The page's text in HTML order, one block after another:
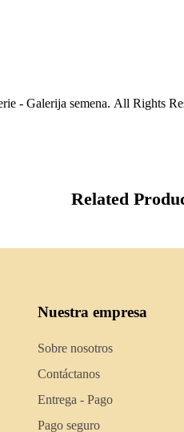
- Galerija semena. All Rights
Related
Nuestra empresa
Sobre nosotros
Contáctanos
Entrega - Pago
Pago seguro